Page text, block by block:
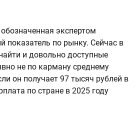
экспертом
показатель по рынку. Сейчас в
и довольно доступные
не по карману среднему
он получает 97 тысяч рублей в
по стране в 2025 году